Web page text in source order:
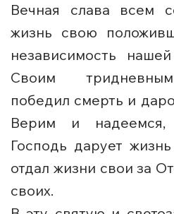
Вечная слава всем
жизнь свою
независимость
Своим
победил смерть и
Верим и надеемся,
Господь дарует
отдал жизни свои за
своих.